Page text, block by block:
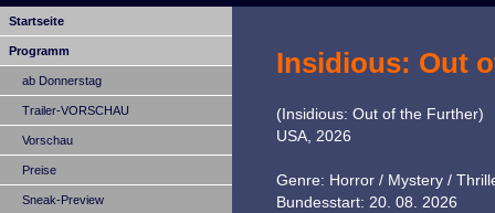
Startseite
Programm
ab Donnerstag
Trailer-VORSCHAU
Vorschau
Preise
Sneak-Preview
Insidious: Out
(Insidious: Out of the Further)
USA, 2026
Genre: Horror / Mystery /
Bundesstart: 20. 08. 2026